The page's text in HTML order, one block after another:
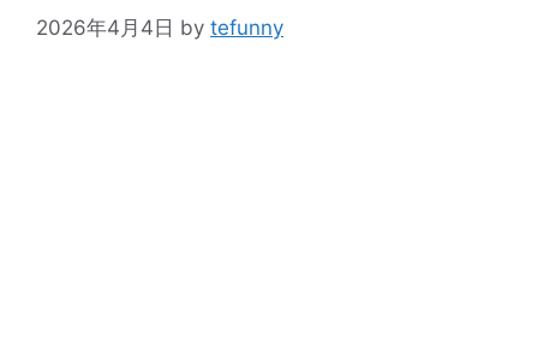
2026年4月4日 by tefunny